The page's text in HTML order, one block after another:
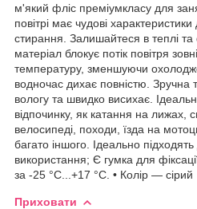
м'який фліс преміумкласу для
повітрі має чудові характеристики
стирання. Залишайтеся в теплі та
матеріал блокує потік повітря
температуру, зменшуючи
водночас дихає повністю. Зручна
вологу та швидко висихає.
відпочинку, як катання на лижах,
велосипеді, походи, їзда на
багато іншого. Ідеально
використання; Є гумка для
за -25 °C...+17 °C. • Колір — сірий
Приховати